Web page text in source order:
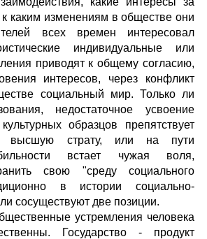
каким изменениям в обществе они
всех времен интересовал
индивидуальные или
приводят к общему согласию,
интересов, через конфликт
социальный мир. Только ли
недостаточное усвоение
образцов препятствует
высшую страту, или на пути
встает чужая воля,
свою "среду социального
в истории социально-
сосуществуют две позиции.
устремления человека
Государство - продукт